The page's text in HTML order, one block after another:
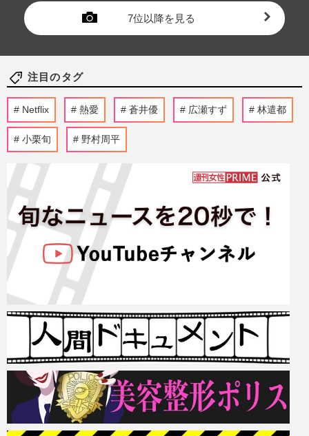
7位以降を見る
注目のタグ
Netflix 熱愛 蒼井優 広瀬すず 林遣都
小栗旬 野村周平